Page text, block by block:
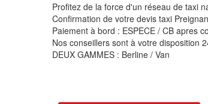
Profitez de la force d'un réseau de taxi
Confirmation de votre devis taxi
Paiement à bord : ESPECE / CB apres
Nos conseillers sont à votre disposition
DEUX GAMMES : Berline / Van